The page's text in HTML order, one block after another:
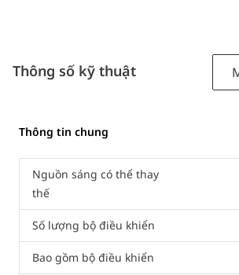
Thông số kỹ thuật
Thông tin chung
Nguồn sáng có thể thay
thế
Số lượng bộ điều khiển
Bao gồm bộ điều khiển